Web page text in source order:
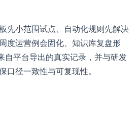
先小范围试点、自动化规则先解决
度运营例会固化、知识库复盘形
自平台导出的真实记录，并与研发
口径一致性与可复现性。